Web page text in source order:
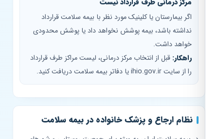
اگر بیمارستان یا کلینیک مورد نظر با بیمه سلامت قرارداد
نداشته باشد، بیمه پوشش نخواهد داد یا پوشش محدودی
خواهد داشت.
راهکار:قبل از انتخاب مرکز درمانی، لیست مراکز طرف قرارداد
را از سایت ihio.gov.ir یا دفاتر بیمه سلامت دریافت کنید.
نظام ارجاع و پزشک خانواده در بیمه سلامت